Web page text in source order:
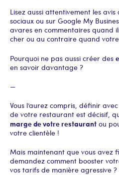
Lisez aussi attentivement les
sociaux ou sur Google My
avares en commentaires quand
cher ou au contraire quand
Pourquoi ne pas aussi créer des
en savoir davantage ?
—
Vous l’aurez compris, définir
de votre restaurant est décisif,
marge de votre restaurant ou
votre clientèle !
Mais maintenant que vous avez
demandez comment booster
vos tarifs de manière agressive ?